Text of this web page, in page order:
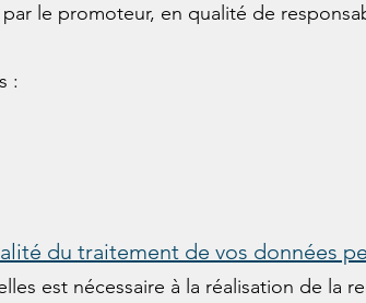
le promoteur, en qualité de
:
du traitement de vos données
est nécessaire à la réalisation de la